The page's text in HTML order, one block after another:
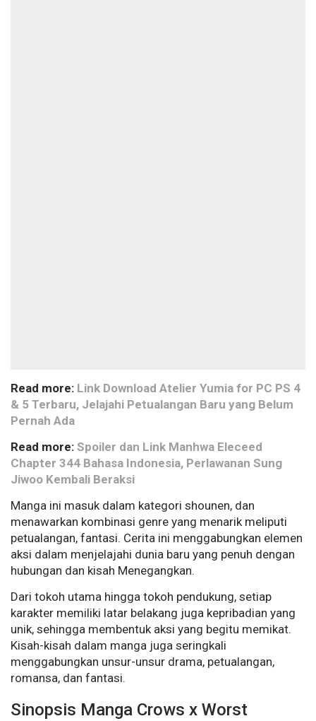
Read more: Link Download Atelier Yumia for PC PS 4
& 5 Terbaru, Jelajahi Petualangan Baru yang Belum
Pernah Ada
Read more: Spoiler dan Link Manhwa Eleceed
Chapter 344 Bahasa Indonesia, Perlawanan Sung
Jiwoo Kembali Beraksi
Manga ini masuk dalam kategori shounen, dan
menawarkan kombinasi genre yang menarik meliputi
petualangan, fantasi. Cerita ini menggabungkan elemen
aksi dalam menjelajahi dunia baru yang penuh dengan
hubungan dan kisah Menegangkan.
Dari tokoh utama hingga tokoh pendukung, setiap
karakter memiliki latar belakang juga kepribadian yang
unik, sehingga membentuk aksi yang begitu memikat.
Kisah-kisah dalam manga juga seringkali
menggabungkan unsur-unsur drama, petualangan,
romansa, dan fantasi.
Sinopsis Manga Crows x Worst